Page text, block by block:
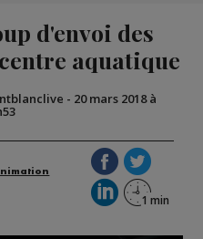
d'envoi des
aquatique
- 20 mars 2018 à